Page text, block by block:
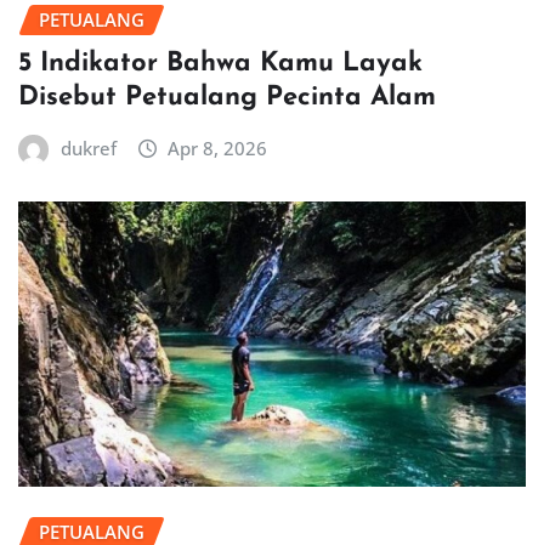
PETUALANG
5 Indikator Bahwa Kamu Layak
Disebut Petualang Pecinta Alam
dukref Apr 8, 2026
PETUALANG